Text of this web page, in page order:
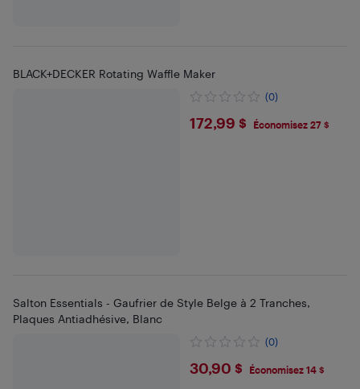
BLACK+DECKER Rotating Waffle Maker
(0)
$172.99
172,99 $ Économisez 27 $
Salton Essentials - Gaufrier de Style Belge à 2 Tranches,
Plaques Antiadhésive, Blanc
(0)
$30.9
30,90 $ Économisez 14 $